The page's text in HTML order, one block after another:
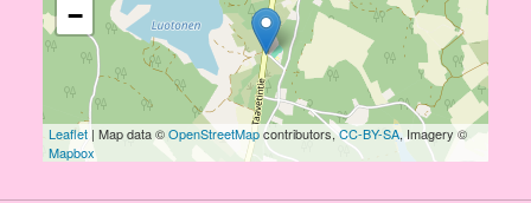
−
Leaflet| Map data ©OpenStreetMapcontributors,CC-BY-SA, Imagery ©
Mapbox